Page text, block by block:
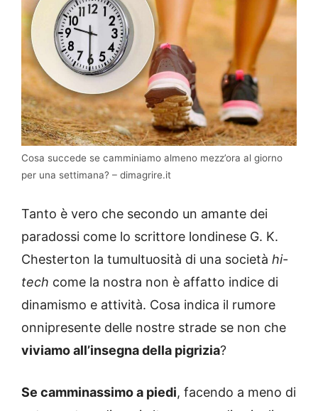
Cosa succede se camminiamo almeno mezz’ora al giorno
per una settimana? – dimagrire.it
Tanto è vero che secondo un amante dei
paradossi come lo scrittore londinese G. K.
Chesterton la tumultuosità di una società hi-
tech come la nostra non è affatto indice di
dinamismo e attività. Cosa indica il rumore
onnipresente delle nostre strade se non che
viviamo all’insegna della pigrizia?
Se camminassimo a piedi, facendo a meno di